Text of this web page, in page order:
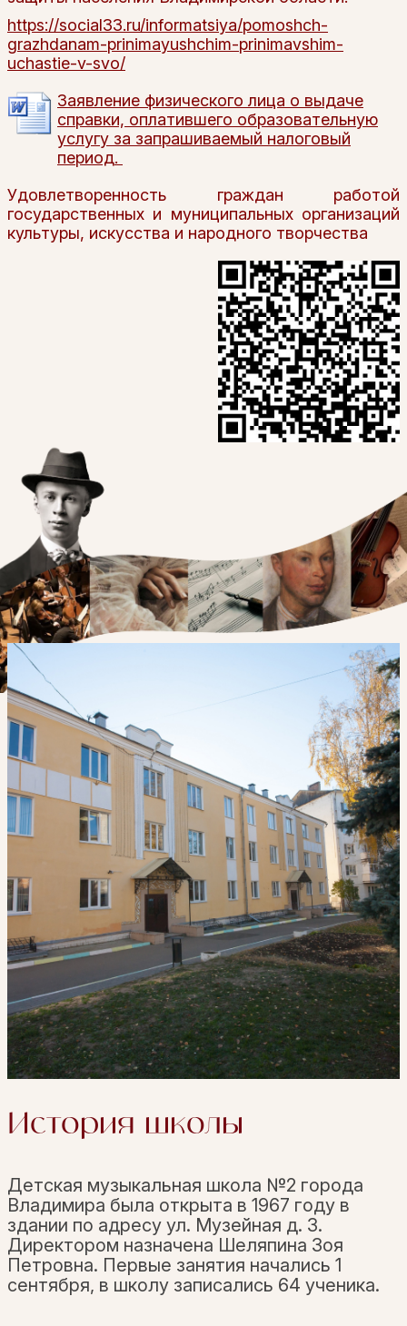
https://social33.ru/informatsiya/pomoshch-
grazhdanam-prinimayushchim-prinimavshim-
uchastie-v-svo/
Заявление физического лица о выдаче
справки, оплатившего образовательную
услугу за запрашиваемый налоговый
период.
Удовлетворенность граждан работой
государственных и муниципальных организаций
культуры, искусства и народного творчества
История школы
Детская музыкальная школа №2 города
Владимира была открыта в 1967 году в
здании по адресу ул. Музейная д. 3.
Директором назначена Шеляпина Зоя
Петровна. Первые занятия начались 1
сентября, в школу записались 64 ученика.